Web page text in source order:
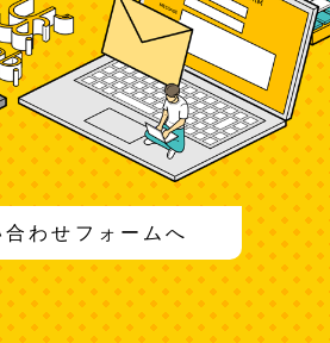
わせフォームへ